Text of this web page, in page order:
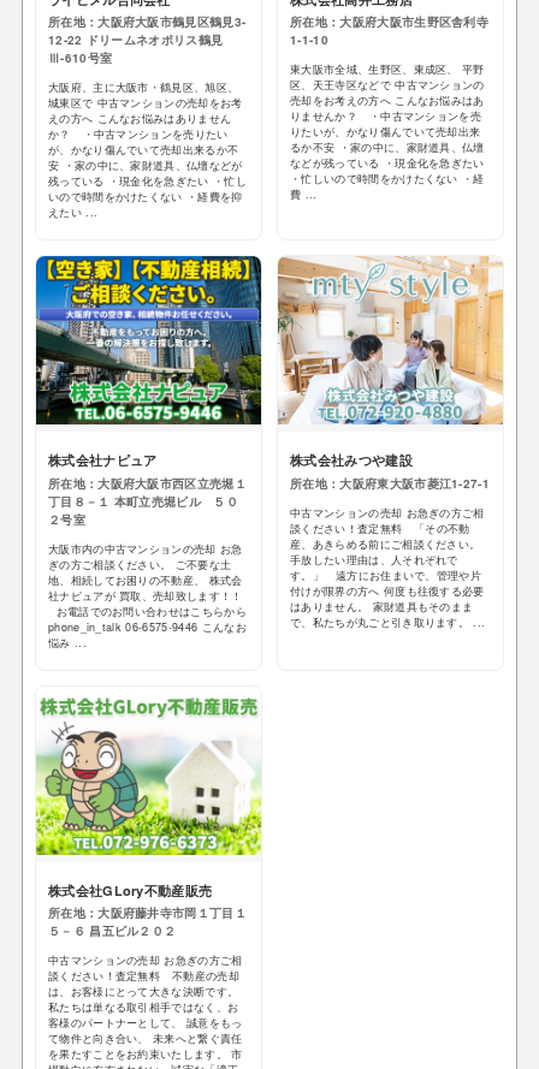
所在地：大阪府大阪市鶴見区鶴見3-
12-22 ドリームネオポリス鶴見
Ⅲ-610号室
大阪府、主に大阪市・鶴見区、旭区、
城東区で 中古マンションの売却をお考
えの方へ こんなお悩みはありません
か？ ・中古マンションを売りたい
が、かなり傷んでいて売却出来るか不
安 ・家の中に、家財道具、仏壇などが
残っている ・現金化を急ぎたい ・忙し
いので時間をかけたくない ・経費を抑
えたい ...
所在地：大阪府大阪市生野区舎利寺
1-1-10
東大阪市全域、生野区、東成区、 平野
区、天王寺区などで 中古マンションの
売却をお考えの方へ こんなお悩みはあ
りませんか？ ・中古マンションを売
りたいが、かなり傷んでいて売却出来
るか不安 ・家の中に、家財道具、仏壇
などが残っている ・現金化を急ぎたい
・忙しいので時間をかけたくない ・経
費 ...
株式会社ナピュア
所在地：大阪府大阪市西区立売堀１
丁目８－１ 本町立売堀ビル ５０
２号室
大阪市内の中古マンションの売却 お急
ぎの方ご相談ください。 ご不要な土
地、相続してお困りの不動産、 株式会
社ナピュアが 買取、売却致します！！
お電話でのお問い合わせはこちらから
phone_in_talk 06-6575-9446 こんなお
悩み ...
株式会社みつや建設
所在地：大阪府東大阪市菱江1-27-1
中古マンションの売却 お急ぎの方ご相
談ください！査定無料 「その不動
産、あきらめる前にご相談ください。
手放したい理由は、人それぞれで
す。」 遠方にお住まいで、管理や片
付けが限界の方へ 何度も往復する必要
はありません。 家財道具もそのまま
で、私たちが丸ごと引き取ります。 ...
株式会社GLory不動産販売
所在地：大阪府藤井寺市岡１丁目１
５－６ 昌五ビル２０２
中古マンションの売却 お急ぎの方ご相
談ください！査定無料 不動産の売却
は、お客様にとって大きな決断です。
私たちは単なる取引相手ではなく、お
客様のパートナーとして、 誠意をもっ
て物件と向き合い、 未来へと繋ぐ責任
を果たすことをお約束いたします。 市